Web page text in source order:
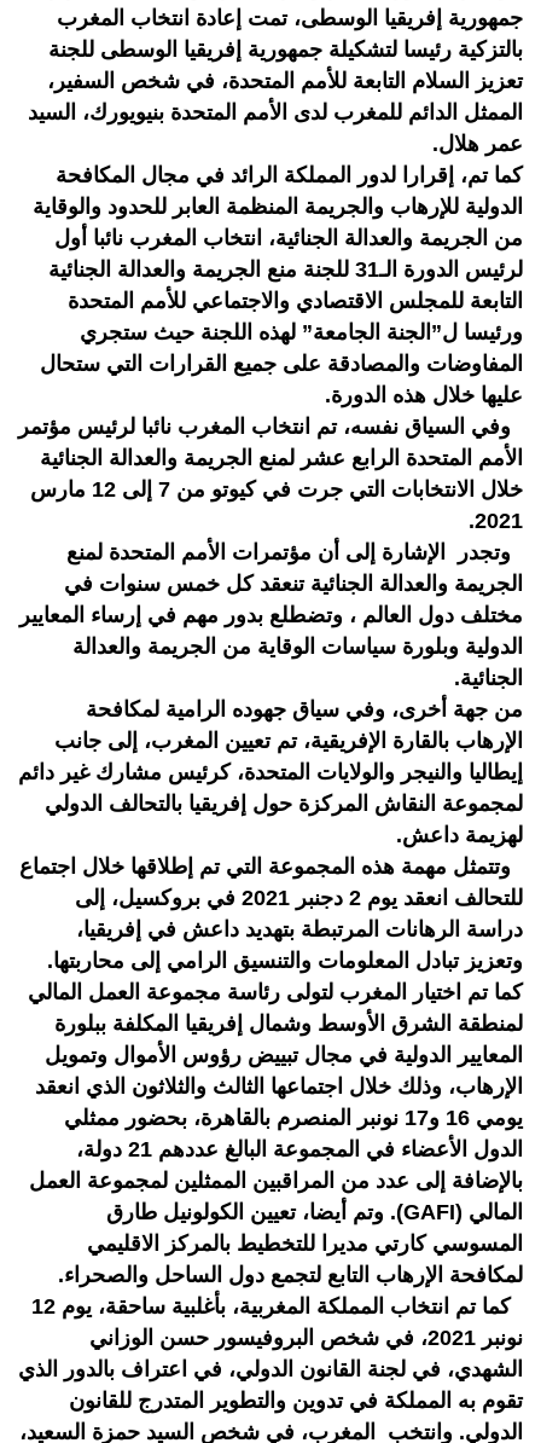
جمهورية إفريقيا الوسطى، تمت إعادة انتخاب المغرب
بالتزكية رئيسا لتشكيلة جمهورية إفريقيا الوسطى للجنة
تعزيز السلام التابعة للأمم المتحدة، في شخص السفير،
الممثل الدائم للمغرب لدى الأمم المتحدة بنيويورك، السيد
عمر هلال.
كما تم، إقرارا لدور المملكة الرائد في مجال المكافحة
الدولية للإرهاب والجريمة المنظمة العابر للحدود والوقاية
من الجريمة والعدالة الجنائية، انتخاب المغرب نائبا أول
لرئيس الدورة الـ31 للجنة منع الجريمة والعدالة الجنائية
التابعة للمجلس الاقتصادي والاجتماعي للأمم المتحدة
ورئيسا ل”الجنة الجامعة” لهذه اللجنة حيث ستجري
المفاوضات والمصادقة على جميع القرارات التي ستحال
عليها خلال هذه الدورة.
وفي السياق نفسه، تم انتخاب المغرب نائبا لرئيس مؤتمر
الأمم المتحدة الرابع عشر لمنع الجريمة والعدالة الجنائية
خلال الانتخابات التي جرت في كيوتو من 7 إلى 12 مارس
2021.
وتجدر الإشارة إلى أن مؤتمرات الأمم المتحدة لمنع
الجريمة والعدالة الجنائية تنعقد كل خمس سنوات في
مختلف دول العالم ، وتضطلع بدور مهم في إرساء المعايير
الدولية وبلورة سياسات الوقاية من الجريمة والعدالة
الجنائية.
من جهة أخرى، وفي سياق جهوده الرامية لمكافحة
الإرهاب بالقارة الإفريقية، تم تعيين المغرب، إلى جانب
إيطاليا والنيجر والولايات المتحدة، كرئيس مشارك غير دائم
لمجموعة النقاش المركزة حول إفريقيا بالتحالف الدولي
لهزيمة داعش.
وتتمثل مهمة هذه المجموعة التي تم إطلاقها خلال اجتماع
للتحالف انعقد يوم 2 دجنبر 2021 في بروكسيل، إلى
دراسة الرهانات المرتبطة بتهديد داعش في إفريقيا،
وتعزيز تبادل المعلومات والتنسيق الرامي إلى محاربتها.
كما تم اختيار المغرب لتولى رئاسة مجموعة العمل المالي
لمنطقة الشرق الأوسط وشمال إفريقيا المكلفة ببلورة
المعايير الدولية في مجال تبييض رؤوس الأموال وتمويل
الإرهاب، وذلك خلال اجتماعها الثالث والثلاثون الذي انعقد
يومي 16 و17 نونبر المنصرم بالقاهرة، بحضور ممثلي
الدول الأعضاء في المجموعة البالغ عددهم 21 دولة،
بالإضافة إلى عدد من المراقبين الممثلين لمجموعة العمل
المالي (GAFI). وتم أيضا، تعيين الكولونيل طارق
المسوسي كارتي مديرا للتخطيط بالمركز الاقليمي
لمكافحة الإرهاب التابع لتجمع دول الساحل والصحراء.
كما تم انتخاب المملكة المغربية، بأغلبية ساحقة، يوم 12
نونبر 2021، في شخص البروفيسور حسن الوزاني
الشهدي، في لجنة القانون الدولي، في اعتراف بالدور الذي
تقوم به المملكة في تدوين والتطوير المتدرج للقانون
الدولي. وانتخب المغرب، في شخص السيد حمزة السعيد،